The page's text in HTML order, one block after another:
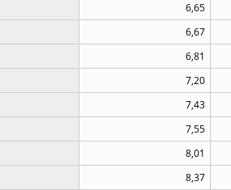
6,65
6,67
6,81
7,20
7,43
7,55
8,01
8,37